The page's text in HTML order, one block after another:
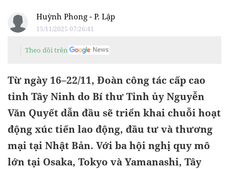
Huỳnh Phong - P. Lập
15/11/2025 07:26:41
Theo dõi trên
Từ ngày 16–22/11, Đoàn công tác cấp cao
tỉnh Tây Ninh do Bí thư Tỉnh ủy Nguyễn
Văn Quyết dẫn đầu sẽ triển khai chuỗi hoạt
động xúc tiến lao động, đầu tư và thương
mại tại Nhật Bản. Với ba hội nghị quy mô
lớn tại Osaka, Tokyo và Yamanashi, Tây